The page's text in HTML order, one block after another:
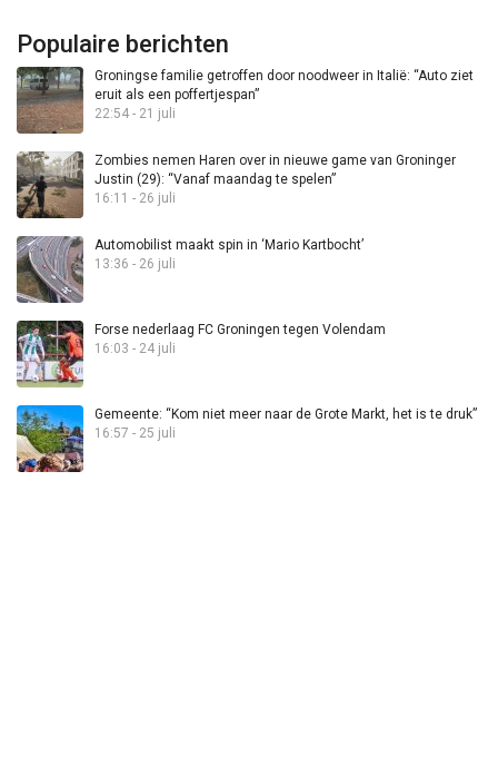
Populaire berichten
Groningse familie getroffen door noodweer in Italië: “Auto ziet
eruit als een poffertjespan”
22:54 - 21 juli
Zombies nemen Haren over in nieuwe game van Groninger
Justin (29): “Vanaf maandag te spelen”
16:11 - 26 juli
Automobilist maakt spin in ‘Mario Kartbocht’
13:36 - 26 juli
Forse nederlaag FC Groningen tegen Volendam
16:03 - 24 juli
Gemeente: “Kom niet meer naar de Grote Markt, het is te druk”
16:57 - 25 juli